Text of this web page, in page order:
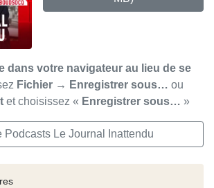
dans votre navigateur au lieu de se
Fichier → Enregistrer sous… ou
et choisissez « Enregistrer sous… »
Podcasts Le Journal Inattendu